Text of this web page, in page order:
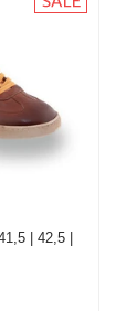
42,5